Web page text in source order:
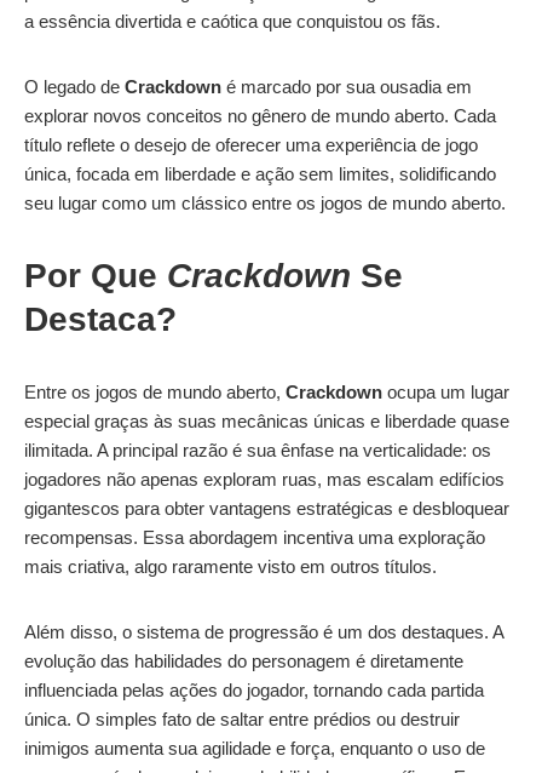
a essência divertida e caótica que conquistou os fãs.
O legado de Crackdown é marcado por sua ousadia em
explorar novos conceitos no gênero de mundo aberto. Cada
título reflete o desejo de oferecer uma experiência de jogo
única, focada em liberdade e ação sem limites, solidificando
seu lugar como um clássico entre os jogos de mundo aberto.
Por Que Crackdown Se
Destaca?
Entre os jogos de mundo aberto, Crackdown ocupa um lugar
especial graças às suas mecânicas únicas e liberdade quase
ilimitada. A principal razão é sua ênfase na verticalidade: os
jogadores não apenas exploram ruas, mas escalam edifícios
gigantescos para obter vantagens estratégicas e desbloquear
recompensas. Essa abordagem incentiva uma exploração
mais criativa, algo raramente visto em outros títulos.
Além disso, o sistema de progressão é um dos destaques. A
evolução das habilidades do personagem é diretamente
influenciada pelas ações do jogador, tornando cada partida
única. O simples fato de saltar entre prédios ou destruir
inimigos aumenta sua agilidade e força, enquanto o uso de